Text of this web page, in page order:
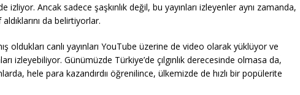
izliyor. Ancak sadece şaşkınlık değil, bu yayınları izleyenler aynı zamanda,
da belirtiyorlar.
oldukları canlı yayınları YouTube üzerine de video olarak yüklüyor ve
izleyebiliyor. Günümüzde Türkiye’de çılgınlık derecesinde olmasa da,
hele para kazandırdıı öğrenilince, ülkemizde de hızlı bir popülerite